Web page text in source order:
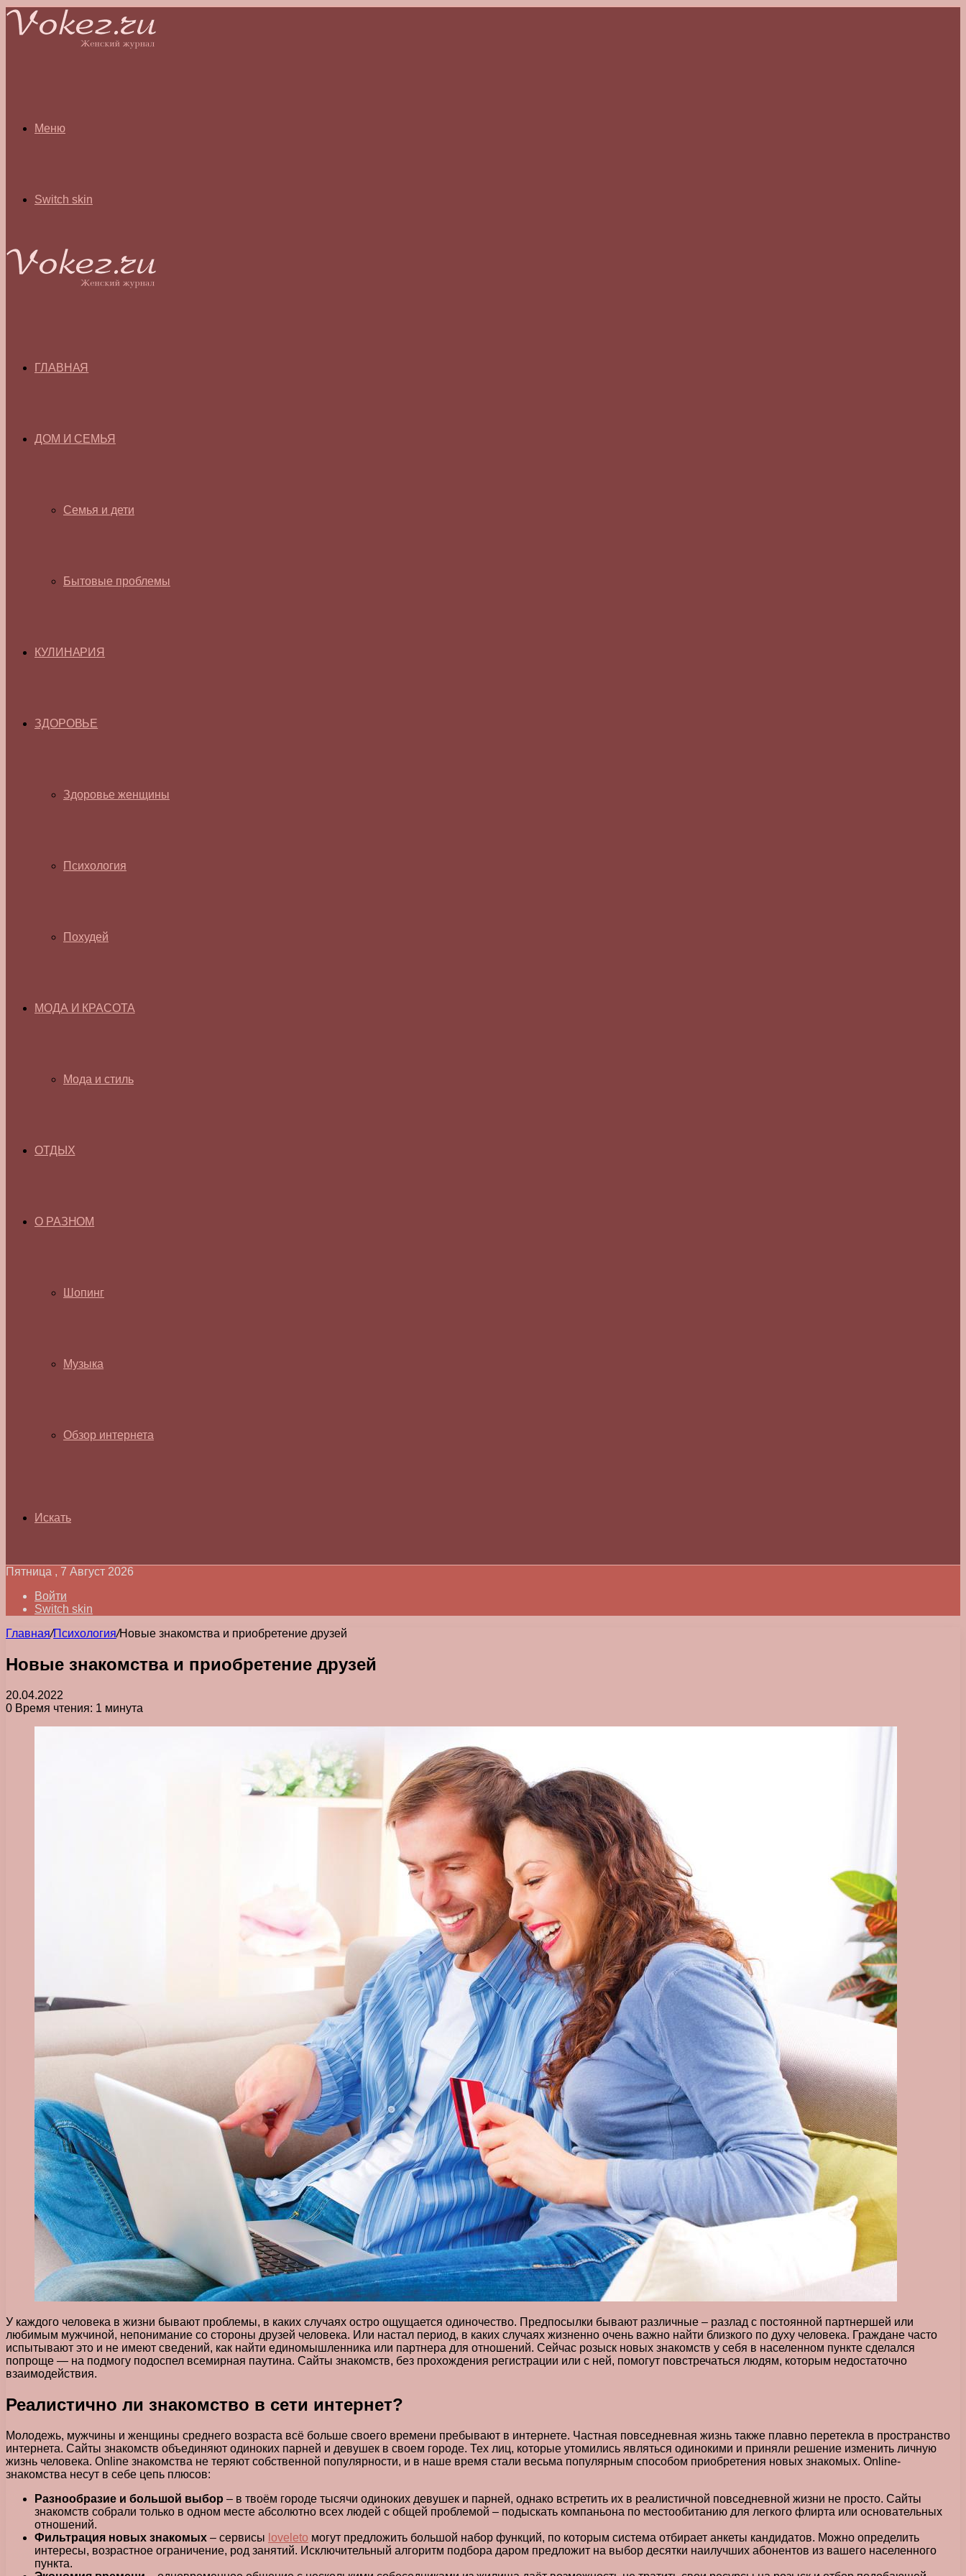
Меню
Switch skin
ГЛАВНАЯ
ДОМ И СЕМЬЯ
Семья и дети
Бытовые проблемы
КУЛИНАРИЯ
ЗДОРОВЬЕ
Здоровье женщины
Психология
Похудей
МОДА И КРАСОТА
Мода и стиль
ОТДЫХ
О РАЗНОМ
Шопинг
Музыка
Обзор интернета
Искать
Пятница , 7 Август 2026
Войти
Switch skin
Главная/Психология/Новые знакомства и приобретение друзей
Новые знакомства и приобретение друзей
20.04.2022
0 Время чтения: 1 минута
У каждого человека в жизни бывают проблемы, в каких случаях остро ощущается одиночество. Предпосылки бывают различные – разлад с постоянной партнершей или
любимым мужчиной, непонимание со стороны друзей человека. Или настал период, в каких случаях жизненно очень важно найти близкого по духу человека. Граждане часто
испытывают это и не имеют сведений, как найти единомышленника или партнера для отношений. Сейчас розыск новых знакомств у себя в населенном пункте сделался
попроще — на подмогу подоспел всемирная паутина. Сайты знакомств, без прохождения регистрации или с ней, помогут повстречаться людям, которым недостаточно
взаимодействия.
Реалистично ли знакомство в сети интернет?
Молодежь, мужчины и женщины среднего возраста всё больше своего времени пребывают в интернете. Частная повседневная жизнь также плавно перетекла в пространство
интернета. Сайты знакомств объединяют одиноких парней и девушек в своем городе. Тех лиц, которые утомились являться одинокими и приняли решение изменить личную
жизнь человека. Online знакомства не теряют собственной популярности, и в наше время стали весьма популярным способом приобретения новых знакомых. Online-
знакомства несут в себе цепь плюсов:
Разнообразие и большой выбор – в твоём городе тысячи одиноких девушек и парней, однако встретить их в реалистичной повседневной жизни не просто. Сайты
знакомств собрали только в одном месте абсолютно всех людей с общей проблемой – подыскать компаньона по местообитанию для легкого флирта или основательных
отношений.
Фильтрация новых знакомых – сервисы loveleto могут предложить большой набор функций, по которым система отбирает анкеты кандидатов. Можно определить
интересы, возрастное ограничение, род занятий. Исключительный алгоритм подбора даром предложит на выбор десятки наилучших абонентов из вашего населенного
пункта.